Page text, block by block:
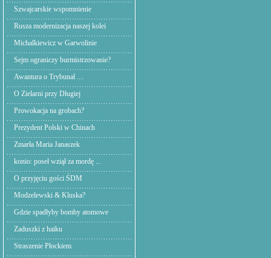
Szwajcarskie wspomnienie
Rusza modernizacja naszej kolei
Michalkiewicz w Garwolinie
Sejm ograniczy burmistrzowanie?
Awantura o Trybunał ....
O Zielarni przy Długiej
Prowokacja na grobach?
Prezydent Polski w Chinach
Zmarła Maria Janaszek
konio: poseł wziął za mordę ...
O przyjęciu gości ŚDM
Modzelewski & Kluska?
Gdzie spadłyby bomby atomowe
Zaduszki z haiku
Straszenie Płockiem